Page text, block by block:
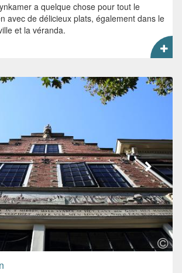
a quelque chose pour tout le
avec de délicieux plats, également dans le
et la véranda.